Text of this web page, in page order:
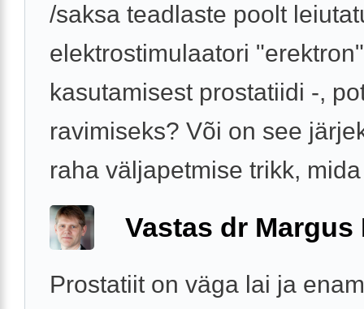
/saksa teadlaste poolt
elektrostimulaatori "erektron"
kasutamisest prostatiidi -,
ravimiseks? Või on see
raha väljapetmise trikk,
Vastas dr Margus
Prostatiit on väga lai ja